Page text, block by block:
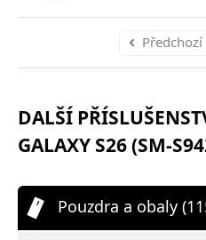
Předchozí
DALŠÍ
GALAXY S26 (SM-
Pouzdra a obaly